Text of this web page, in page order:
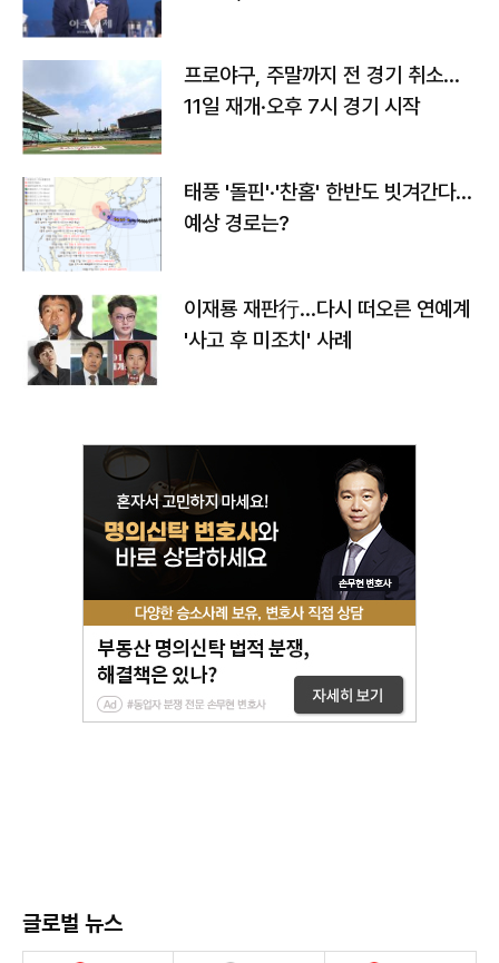
프로야구, 주말까지 전 경기 취소…
11일 재개·오후 7시 경기 시작
태풍 '돌핀'·'찬홈' 한반도 빗겨간다…
예상 경로는?
이재룡 재판行…다시 떠오른 연예계
'사고 후 미조치' 사례
글로벌 뉴스